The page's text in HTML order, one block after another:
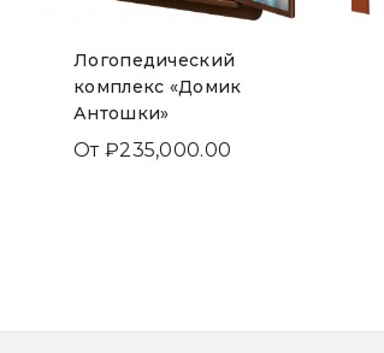
Логопедический
комплекс «Домик
Антошки»
От ₽235,000.00